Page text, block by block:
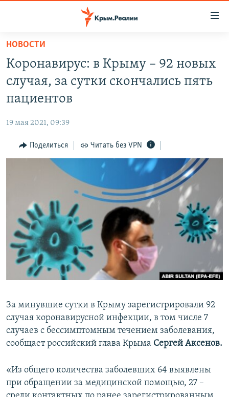
Вернуться
основному
содержанию
Вернутся
главной
Вернутся
СПЕЦПРОЕКТЫ
11 ЛЕТ ОККУПАЦИИ КРЫМА. 11 ИСТОРИЙ СОПРОТИВЛЕНИЯ
ВОДА
ЕЩЕ
ИНТЕРАКТИВ
ИНФОГРАФИКА
ТЕЛЕПРОЕКТ КРЫМ.РЕАЛИИ
СОВЕТЫ ПРАВОЗАЩИТНИКОВ
ПРОПАВШИЕ БЕЗ ВЕСТИ
ПОБЕДИТЕЛЕЙ НЕ СУДЯТ?
КРЫМ.НЕПОКОРЕННЫЙ
ELIFBE
РАДІО СВОБОДА
КАК ОБОЙТИ БЛОКИРОВКУ
Qırımtatar
ПРИСОЕДИНЯЙТЕСЬ!
Все сайты RFE/RL
НОВОСТИ
Коронавирус: в Крыму – 92 новых
случая, за сутки скончались пять
пациентов
19 мая 2021, 09:39
Поделиться Читать без VPN
За минувшие сутки в Крыму зарегистрировали 92
случая коронавирусной инфекции, в том числе 7
случаев с бессимптомным течением заболевания,
сообщает российский глава Крыма Сергей Аксенов.
«Из общего количества заболевших 64 выявлены
при обращении за медицинской помощью, 27 –